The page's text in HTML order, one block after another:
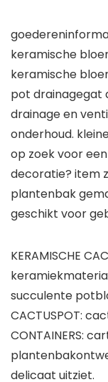
keramische
keramische
pot drainagegat
drainage en
onderhoud.
op zoek voor
decoratie? item
plantenbak
geschikt voor
KERAMISCHE
succulente
CACTUSPOT:
CONTAINERS:
delicaat uitziet.